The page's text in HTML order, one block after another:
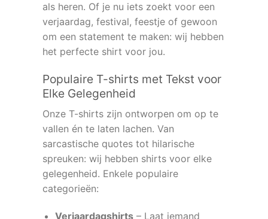
als heren. Of je nu iets zoekt voor een
verjaardag, festival, feestje of gewoon
om een statement te maken: wij hebben
het perfecte shirt voor jou.
Populaire T-shirts met Tekst voor
Elke Gelegenheid
Onze T-shirts zijn ontworpen om op te
vallen én te laten lachen. Van
sarcastische quotes tot hilarische
spreuken: wij hebben shirts voor elke
gelegenheid. Enkele populaire
categorieën:
Verjaardagshirts– Laat iemand